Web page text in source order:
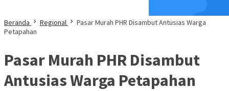
Beranda Regional
Pasar Murah PHR Disambut Antusias Warga
Petapahan
Pasar Murah PHR Disambut
Antusias Warga Petapahan